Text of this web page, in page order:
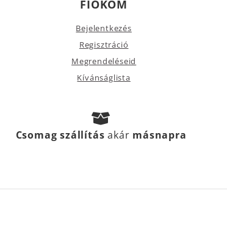
FIÓKOM
Bejelentkezés
Regisztráció
Megrendeléseid
Kívánságlista
Csomag szállításakár másnapra